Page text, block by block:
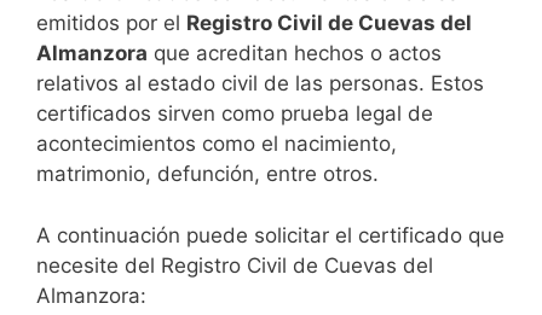
emitidos por el Registro Civil de Cuevas del
Almanzora que acreditan hechos o actos
relativos al estado civil de las personas. Estos
certificados sirven como prueba legal de
acontecimientos como el nacimiento,
matrimonio, defunción, entre otros.
A continuación puede solicitar el certificado que
necesite del Registro Civil de Cuevas del
Almanzora: